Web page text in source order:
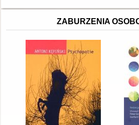
ZABURZENIA